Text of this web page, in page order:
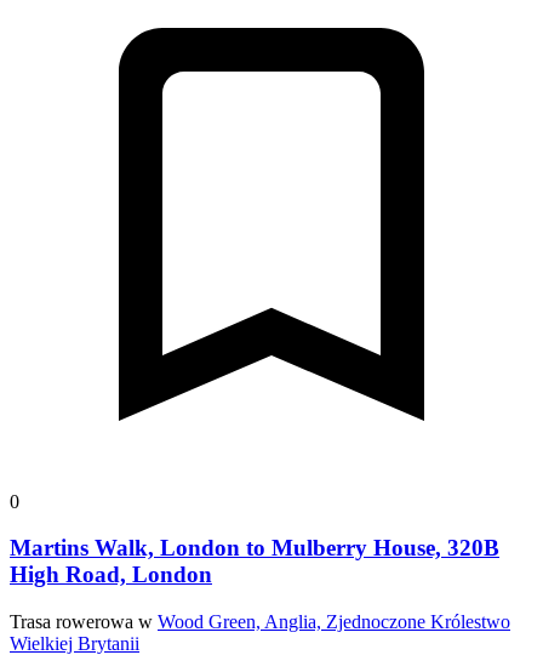
0
Martins Walk, London to Mulberry House, 320B
High Road, London
Trasa rowerowa w Wood Green, Anglia, Zjednoczone Królestwo
Wielkiej Brytanii